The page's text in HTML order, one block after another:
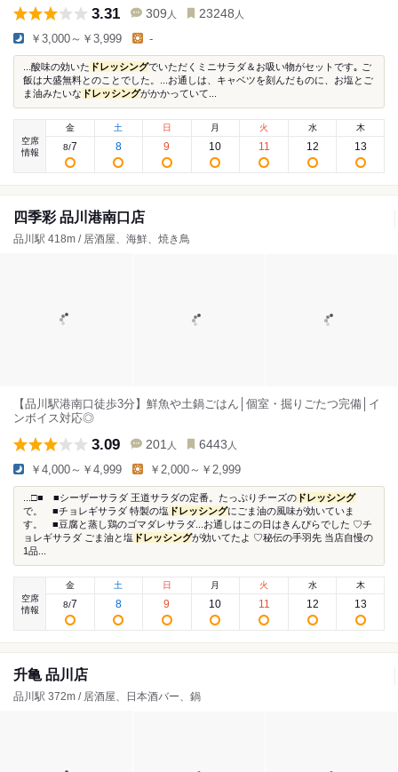
3.31 309 人 23248 人
￥3,000～￥3,999 -
...酸味の効いた ドレッシングでいただくミニサラダ＆お吸い物がセットです｡ ご
飯は大盛無料とのことでした。...お通しは、キャベツを刻んだものに、お塩とご
ま油みたいな ドレッシングがかかっていて...
空席
情報
金
8/7
土
8
日
9
月
10
火
11
水
12
木
13
四季彩 品川港南口店
品川駅 418m / 居酒屋、海鮮、焼き鳥
【品川駅港南口徒歩3分】鮮魚や土鍋ごはん│個室・掘りごたつ完備│イ
ンボイス対応◎
3.09 201 人 6443 人
￥4,000～￥4,999 ￥2,000～￥2,999
...□■ ■シーザーサラダ 王道サラダの定番。たっぷりチーズの ドレッシング
で。 ■チョレギサラダ 特製の塩 ドレッシングにごま油の風味が効いていま
す。 ■豆腐と蒸し鶏のゴマダレサラダ...お通しはこの日はきんぴらでした ♡チ
ョレギサラダ ごま油と塩 ドレッシングが効いてたよ ♡秘伝の手羽先 当店自慢の
1品...
空席
情報
金
8/7
土
8
日
9
月
10
火
11
水
12
木
13
升亀 品川店
品川駅 372m / 居酒屋、日本酒バー、鍋